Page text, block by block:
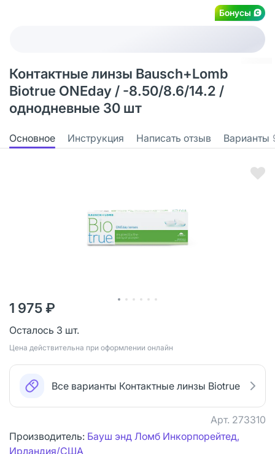
Бонусы
Контактные линзы Bausch+Lomb
Biotrue ONEday / -8.50/8.6/14.2 /
однодневные 30 шт
Основное Инструкция Написать отзыв Варианты
1 975 ₽
Осталось 3 шт.
Цена действительна при оформлении онлайн
Все варианты Контактные линзы Biotrue
Арт. 273310
Производитель: Бауш энд Ломб Инкорпорейтед,
Ирландия/США